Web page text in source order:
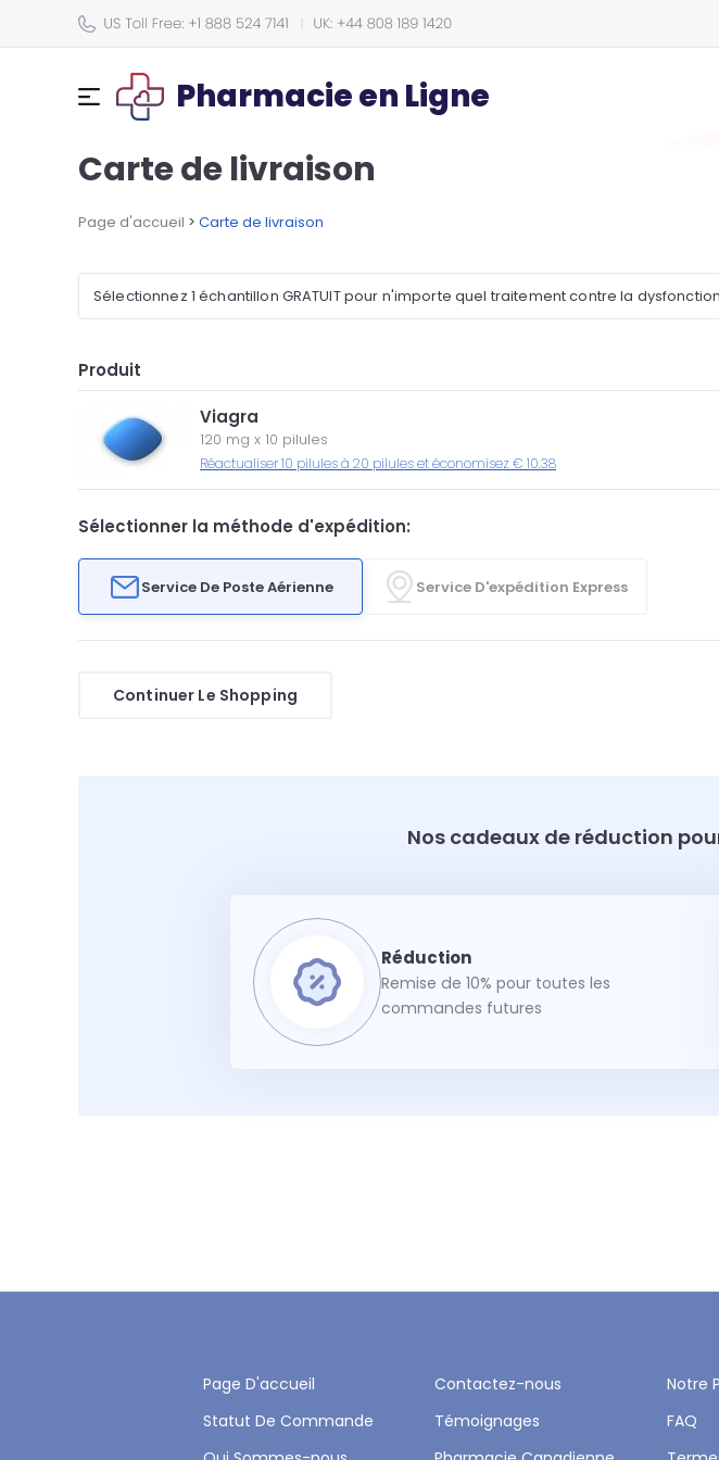
Pharmacie en Ligne
Carte de livraison
Page d'accueil > Carte de livraison
Sélectionnez 1 échantillon GRATUIT pour n'importe quel traitement contre la
Produit
Viagra
120 mg x 10 pilules
Réactualiser 10 pilules à 20 pilules et économisez € 10.38
Sélectionner la méthode d'expédition:
Service De Poste Aérienne Service D'expédition Express
Continuer Le Shopping
Nos cadeaux de réduction
Remise de 10% pour toutes les
commandes futures
Page D'accueil Contactez-nous
Notre
Statut De Commande
Témoignages
FAQ